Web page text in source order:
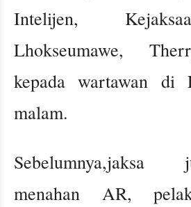
Intelijen,
Lhokseumawe,
kepada wartawan di
malam.
menahan AR,